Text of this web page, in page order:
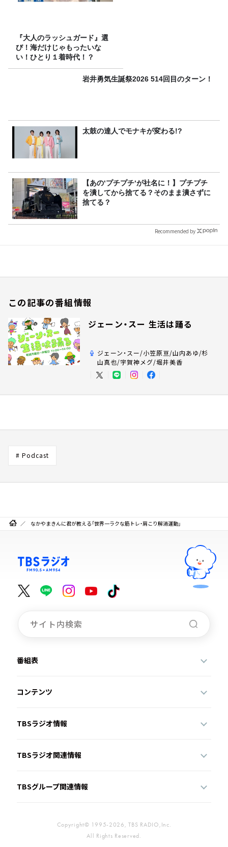
『大人のラッシュガード』選
び！海だけじゃもったいな
い！ひとり１着時代！？
岩井勇気生誕祭2026 514回目のターン！
太鼓の達人でモナキが変わる!?
【あの‘プチプチ‘が社名に！】プチプチ
を潰してから捨てる？そのまま潰さずに
捨てる？
Recommended by
この記事の番組情報
ジェーン・スー 生活は踊る
ジェーン・スー/小笠原亘/山内あゆ/杉
山真也/宇賀神メグ/堀井美香
# Podcast
なかやまきんに君が教える「世界一ラクな筋トレ・肩こり解消運動」
番組表
コンテンツ
TBSラジオ情報
TBSラジオ関連情報
TBSグループ関連情報
Copyright© 1995-2026, TBS RADIO,Inc.
All Rights Reserved.